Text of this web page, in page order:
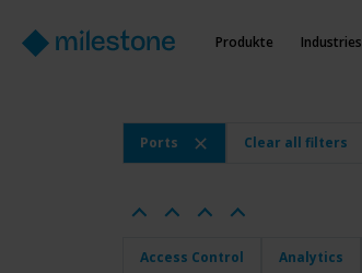
Produkte Industries
Ports Clear all filters
Access Control Analytics